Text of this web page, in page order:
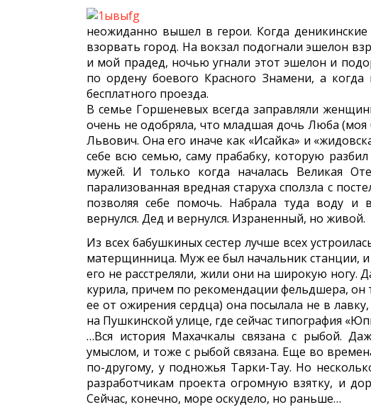
неожиданно вышел в герои. Когда
взорвать город. На вокзал подогнали эшелон
и мой прадед, ночью угнали этот эшелон и
по ордену боевого Красного Знамени, а
бесплатного проезда.
В семье Горшеневых всегда заправляли
очень не одобряла, что младшая дочь Люба
Львович. Она его иначе как «Исайка» и
себе всю семью, саму прабабку, которую
мужей. И только когда началась Великая
парализованная вредная старуха сползла с
позволяя себе помочь. Набрала туда воду
вернулся. Дед и вернулся. Израненный, но живой.
Из всех бабушкиных сестер лучше всех
матерщинница. Муж ее был начальник станции,
его не расстреляли, жили они на широкую ногу.
курила, причем по рекомендации фельдшера, он
ее от ожирения сердца) она посылала не в
на Пушкинской улице, где сейчас типография
…Вся история Махачкалы связана с рыбой.
умыслом, и тоже с рыбой связана. Еще во
по-другому, у подножья Тарки-Тау. Но
разработчикам проекта огромную взятку, и
Сейчас, конечно, море оскудело, но раньше…